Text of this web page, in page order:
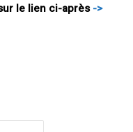
le lien ci-après->